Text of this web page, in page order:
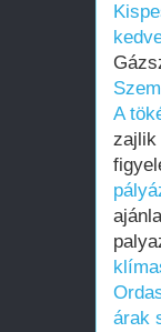
A
zajlik
árak